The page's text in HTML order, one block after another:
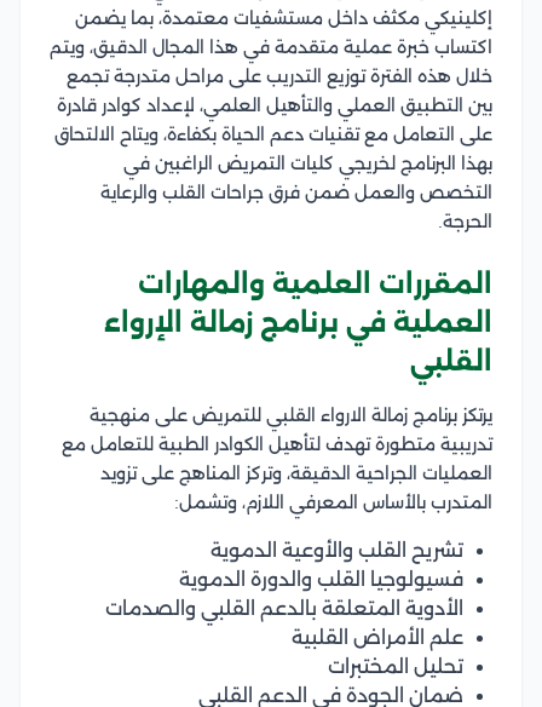
إكلينيكي مكثف داخل مستشفيات معتمدة، بما يضمن
اكتساب خبرة عملية متقدمة في هذا المجال الدقيق، ويتم
خلال هذه الفترة توزيع التدريب على مراحل متدرجة تجمع
بين التطبيق العملي والتأهيل العلمي، لإعداد كوادر قادرة
على التعامل مع تقنيات دعم الحياة بكفاءة، ويتاح الالتحاق
بهذا البرنامج لخريجي كليات التمريض الراغبين في
التخصص والعمل ضمن فرق جراحات القلب والرعاية
الحرجة.
المقررات العلمية والمهارات
العملية في برنامج زمالة الإرواء
القلبي
يرتكز برنامج زمالة الارواء القلبي للتمريض على منهجية
تدريبية متطورة تهدف لتأهيل الكوادر الطبية للتعامل مع
العمليات الجراحية الدقيقة، وتركز المناهج على تزويد
المتدرب بالأساس المعرفي اللازم، وتشمل:
تشريح القلب والأوعية الدموية
فسيولوجيا القلب والدورة الدموية
الأدوية المتعلقة بالدعم القلبي والصدمات
علم الأمراض القلبية
تحليل المختبرات
ضمان الجودة في الدعم القلبي